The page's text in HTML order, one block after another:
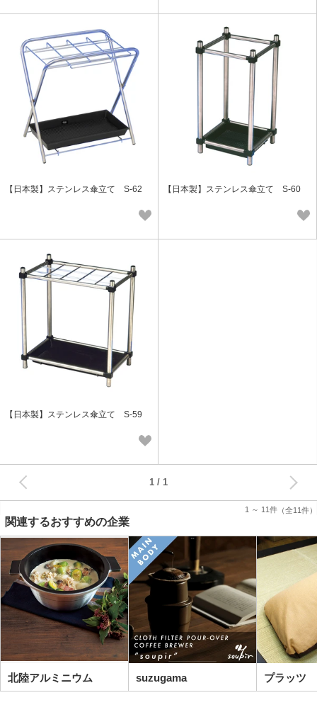
【日本製】ステンレス傘立て S-62 【日本製】ステンレス傘立て S-60
【日本製】ステンレス傘立て S-59
1 ～ 11件 （全11件）
1
関連するおすすめの企業
北陸アルミニウム suzugama プラッツ